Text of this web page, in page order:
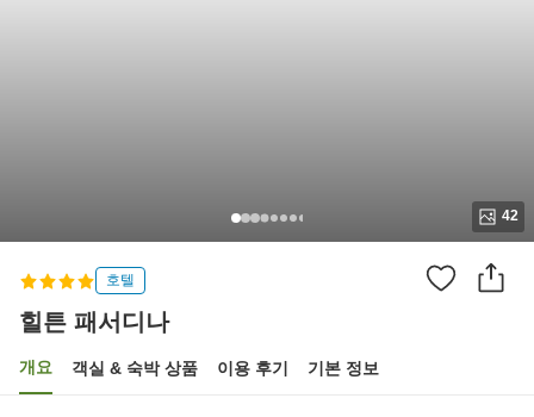
42
호텔
힐튼 패서디나
개요 객실 & 숙박 상품 이용 후기 기본 정보